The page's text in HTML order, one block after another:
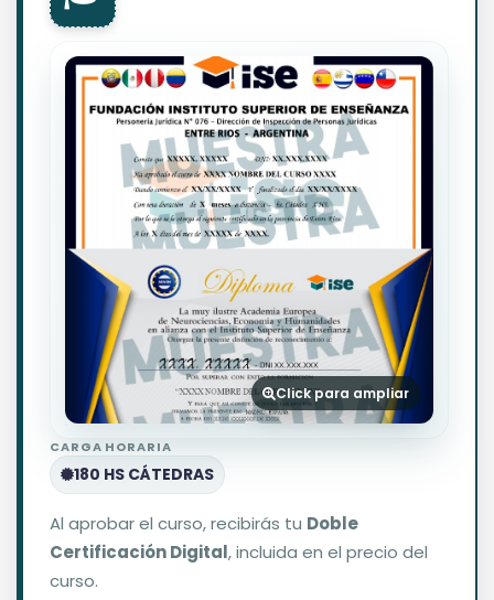
Click para ampliar
CARGA HORARIA
180 HS CÁTEDRAS
Al aprobar el curso, recibirás tu Doble
Certificación Digital, incluida en el precio del
curso.